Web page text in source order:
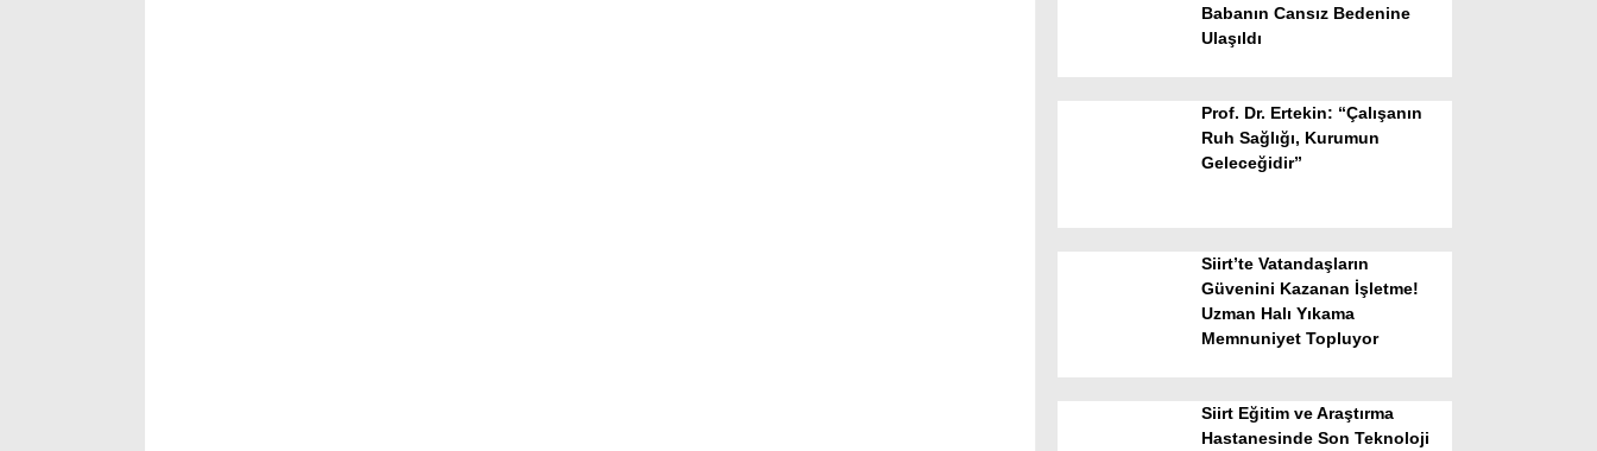
Facebook
Babanın Cansız Bedenine
Ulaşıldı
Prof. Dr. Ertekin: “Çalışanın
Ruh Sağlığı, Kurumun
Geleceğidir”
Siirt’te Vatandaşların
Güvenini Kazanan İşletme!
Uzman Halı Yıkama
Memnuniyet Topluyor
Siirt Eğitim ve Araştırma
Hastanesinde Son Teknoloji